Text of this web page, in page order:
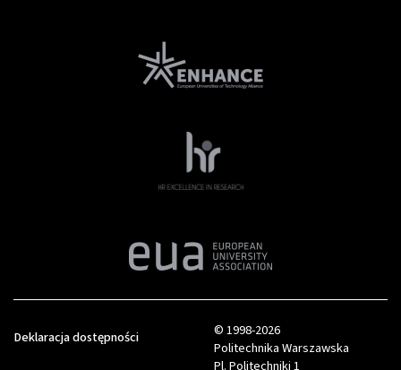
© 1998-2026
Politechnika Warszawska
Pl. Politechniki 1
Deklaracja dostępności